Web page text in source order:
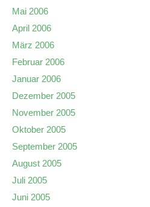
Mai 2006
April 2006
März 2006
Februar 2006
Januar 2006
Dezember 2005
November 2005
Oktober 2005
September 2005
August 2005
Juli 2005
Juni 2005